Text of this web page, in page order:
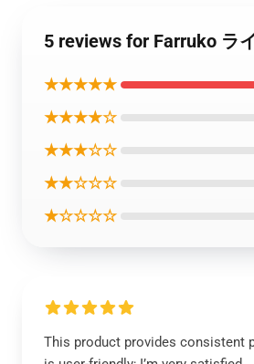
5 reviews for Farruko ラ
★★★★★
★★★★☆
★★★☆☆
★★☆☆☆
★☆☆☆☆
This product provides consistent